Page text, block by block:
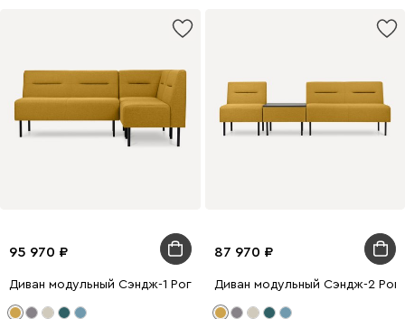
95 970
Диван модульный Сэндж-1 Рогожка Жёлтый
87 970
Диван модульный Сэндж-2